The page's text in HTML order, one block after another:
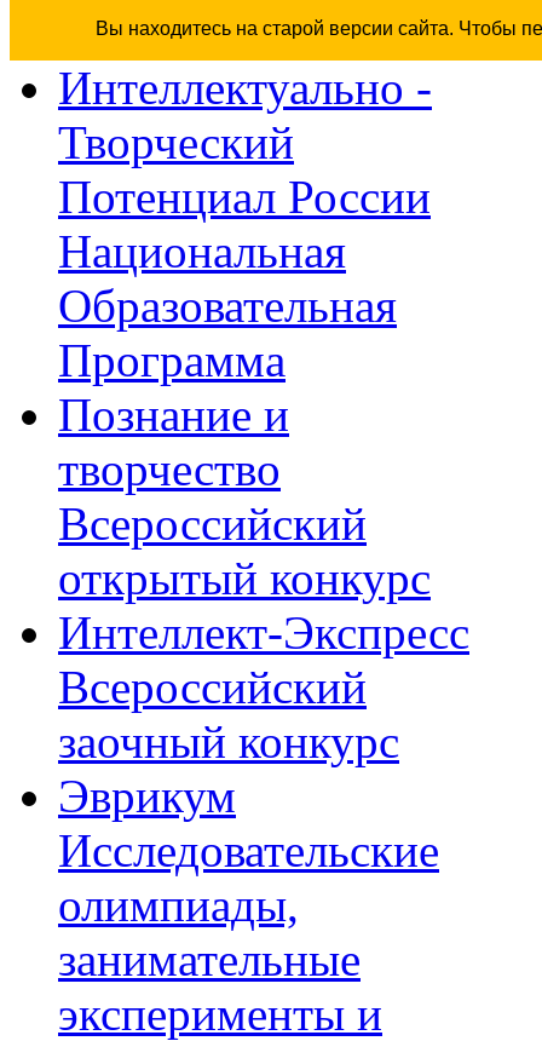
Вы находитесь на старой версии сайта. Чтобы
Интеллектуально -
Творческий
Потенциал России
Национальная
Образовательная
Программа
Познание и
творчество
Всероссийский
открытый конкурс
Интеллект-Экспресс
Всероссийский
заочный конкурс
Эврикум
Исследовательские
олимпиады,
занимательные
эксперименты и